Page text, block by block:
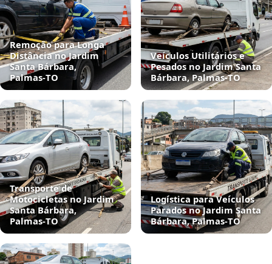
Remoção para Longa
Distância no Jardim
Santa Bárbara,
Palmas‑TO
Veículos Utilitários e
Pesados no Jardim Santa
Bárbara, Palmas‑TO
Transporte de
Motocicletas no Jardim
Santa Bárbara,
Palmas‑TO
Logística para Veículos
Parados no Jardim Santa
Bárbara, Palmas‑TO